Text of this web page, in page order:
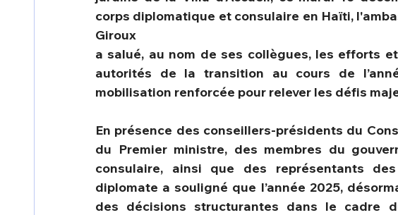
corps diplomatique et consulaire en Haïti,
Giroux
a salué, au nom de ses collègues, les efforts
autorités de la transition au cours de
mobilisation renforcée pour relever les défis
En présence des conseillers-présidents du
du Premier ministre, des membres du
consulaire, ainsi que des représentants
diplomate a souligné que l’année 2025,
des décisions structurantes dans le cadre